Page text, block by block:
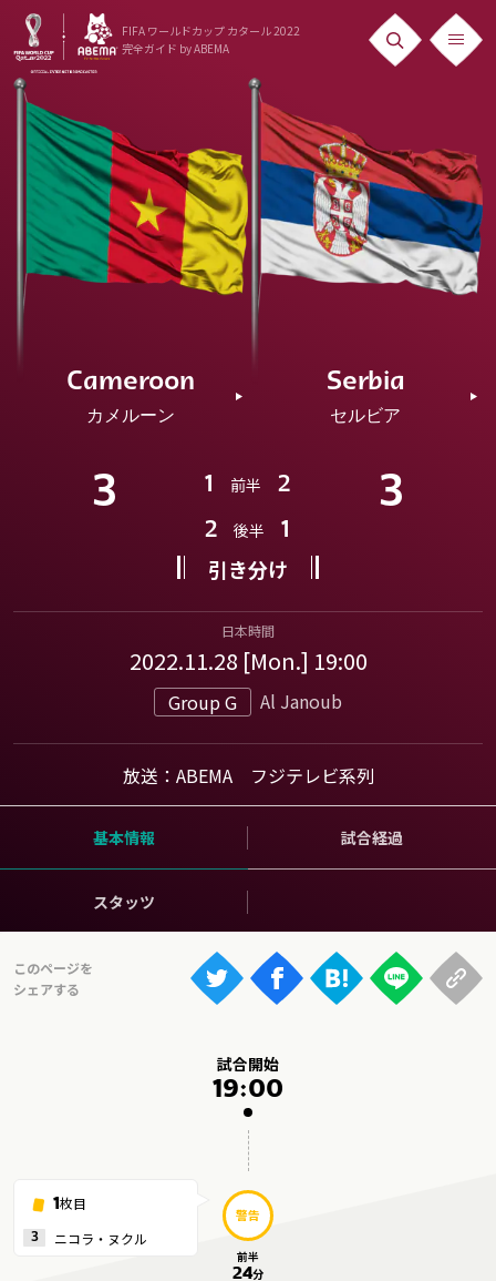
FIFA ワールドカップ カタール 2022
完全ガイド by ABEMA
ニュース
News
出場国
Teams
日程・結果
Schedule
ランキング
Ranking
大会について
Cameroon
カメルーン
Serbia
セルビア
3 1 前半
2
2
後半 1
引き分け
3
日本時間
2022.11.28 [Mon.] 19:00
Group G Al Janoub
放送：ABEMA フジテレビ系列
基本情報 試合経過
スタッツ
試合開始
19:00
1枚目
3 ニコラ・ヌクル
警告
前半
24分